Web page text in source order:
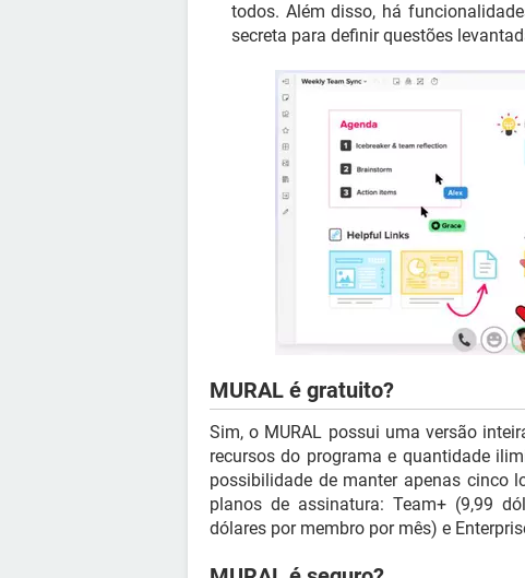
todos. Além disso, há
secreta para definir questões
MURAL é gratuito?
Sim, o MURAL possui uma versão
recursos do programa e quantidade
possibilidade de manter apenas cinco
planos de assinatura: Team+ (9,99
dólares por membro por mês) e